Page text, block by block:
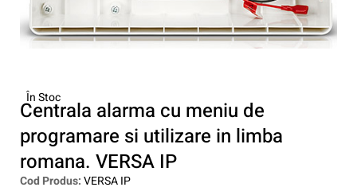
În Stoc
Centrala alarma cu meniu de
programare si utilizare in limba
romana. VERSA IP
Cod Produs:VERSA IP